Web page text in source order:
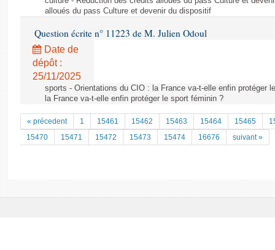
alloués du pass Culture et devenir du dispositif
Question écrite n° 11223 de M. Julien Odoul
Date de
dépôt :
25/11/2025
sports - Orientations du CIO : la France va-t-elle enfin protéger
la France va-t-elle enfin protéger le sport féminin ?
« précedent 1 15461 15462 15463 15464 15465
15470
15471 15472 15473 15474 16676 suivant »